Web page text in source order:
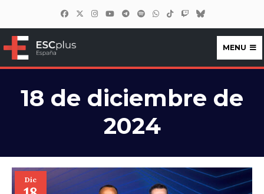
ESCplus España
MENU
18 de diciembre de
2024
Dic